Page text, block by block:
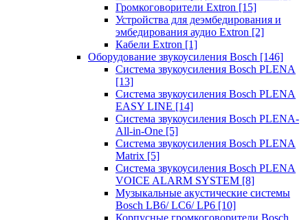
Громкоговорители Extron [15]
Устройства для деэмбедирования и
эмбедирования аудио Extron [2]
Кабели Extron [1]
Оборудование звукоусиления Bosch [146]
Система звукоусиления Bosch PLENA
[13]
Система звукоусиления Bosch PLENA
EASY LINE [14]
Система звукоусиления Bosch PLENA-
All-in-One [5]
Система звукоусиления Bosch PLENA
Matrix [5]
Система звукоусиления Bosch PLENA
VOICE ALARM SYSTEM [8]
Музыкальные акустические системы
Bosch LB6/ LC6/ LP6 [10]
Корпусные громкоговорители Bosch